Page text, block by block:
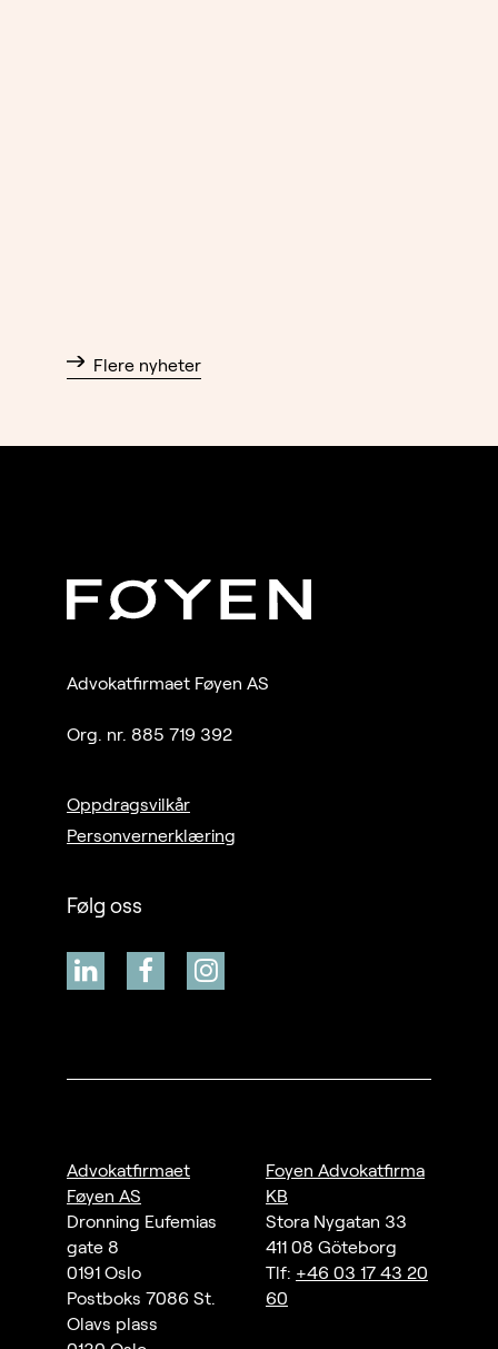
Flere nyheter
Advokatfirmaet Føyen AS
Org. nr. 885 719 392
Oppdragsvilkår
Personvernerklæring
Følg oss
Advokatfirmaet
Føyen AS
Dronning Eufemias
gate 8
0191 Oslo
Postboks 7086 St.
Olavs plass
Foyen Advokatfirma
KB
Stora Nygatan 33
411 08 Göteborg
Tlf: +46 03 17 43 20
60